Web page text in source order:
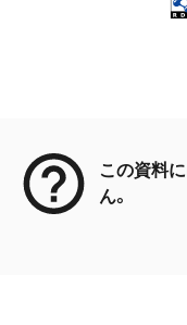
この資料
ん。